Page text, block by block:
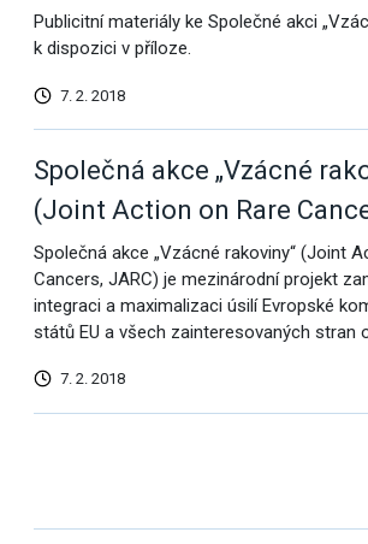
Publicitní materiály ke Společné akci
k dispozici v příloze.
7. 2. 2018
Společná akce „Vzácné
(Joint Action on Rare
Společná akce „Vzácné rakoviny“ (Joint
Cancers, JARC) je mezinárodní projekt
integraci a maximalizaci úsilí Evropské
států EU a všech zainteresovaných stran
7. 2. 2018